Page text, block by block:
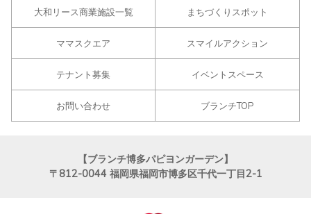
大和リース商業施設一覧 まちづくりスポット
ママスクエア スマイルアクション
テナント募集 イベントスペース
お問い合わせ ブランチTOP
【ブランチ博多パピヨンガーデン】
〒812-0044 福岡県福岡市博多区千代一丁目2-1